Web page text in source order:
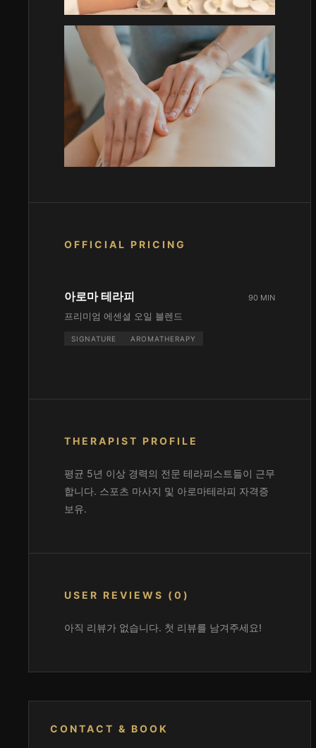
OFFICIAL PRICING
아로마 테라피
프리미엄 에센셜 오일 블렌드
SIGNATURE AROMATHERAPY
90 MIN
THERAPIST PROFILE
평균 5년 이상 경력의 전문 테라피스트들이 근무
합니다. 스포츠 마사지 및 아로마테라피 자격증
보유.
USER REVIEWS (0)
아직 리뷰가 없습니다. 첫 리뷰를 남겨주세요!
CONTACT & BOOK